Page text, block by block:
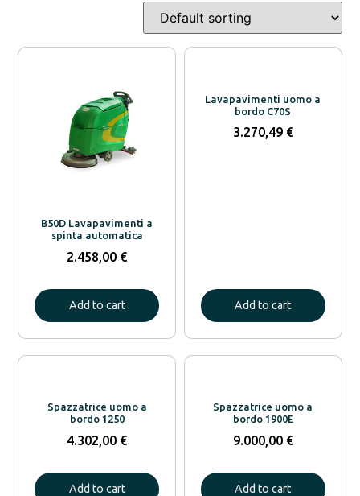
B50D Lavapavimenti a
spinta automatica
2.458,00 €
Add to cart
Lavapavimenti uomo a
bordo C70S
3.270,49 €
Add to cart
Spazzatrice uomo a
bordo 1250
4.302,00 €
Add to cart
Spazzatrice uomo a
bordo 1900E
9.000,00 €
Add to cart